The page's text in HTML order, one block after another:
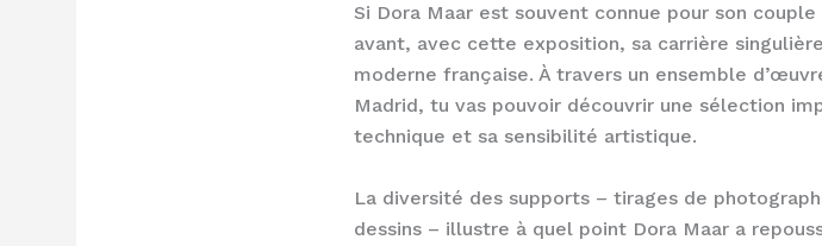
Si Dora Maar est souvent connue pour son
avant, avec cette exposition, sa carrière
moderne française. À travers un ensemble
Madrid, tu vas pouvoir découvrir une sélection
technique et sa sensibilité artistique.
La diversité des supports – tirages de
dessins – illustre à quel point Dora Maar a